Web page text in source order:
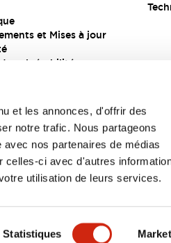
et les annonces, d'offrir des
notre trafic. Nous partageons
nos partenaires de médias
celles-ci avec d'autres
utilisation de leurs services.
Statistiques
SPÉCIFICATIONS
et Mises à jour
vulnérabilité